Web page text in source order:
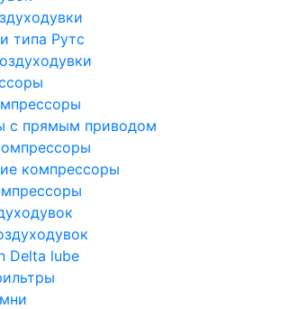
типа Рутс
с прямым приводом
компрессоры
Delta lube